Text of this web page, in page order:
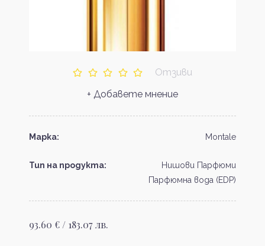
Отзиви
+ Добавете мнение
Марка: Montale
Тип на продукта:
Нишови Парфюми
Парфюмна вода (EDP)
93.60 € / 183.07 лв.